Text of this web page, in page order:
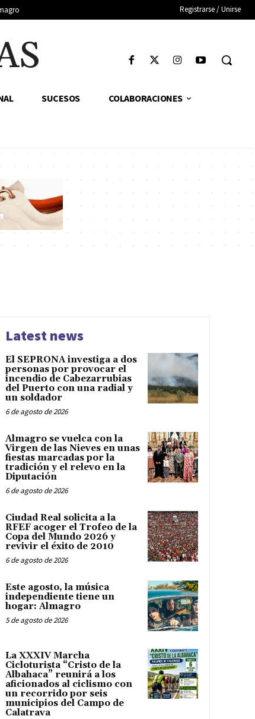
Registrarse / Unirse
SUCESOS COLABORACIONES
Latest news
El SEPRONA investiga a dos
personas por provocar el
incendio de Cabezarrubias
del Puerto con una radial y
un soldador
6 de agosto de 2026
Almagro se vuelca con la
Virgen de las Nieves en unas
fiestas marcadas por la
tradición y el relevo en la
Diputación
6 de agosto de 2026
Ciudad Real solicita a la
RFEF acoger el Trofeo de la
Copa del Mundo 2026 y
revivir el éxito de 2010
6 de agosto de 2026
Este agosto, la música
independiente tiene un
hogar: Almagro
5 de agosto de 2026
La XXXIV Marcha
Cicloturista “Cristo de la
Albahaca” reunirá a los
aficionados al ciclismo con
un recorrido por seis
municipios del Campo de
Calatrava